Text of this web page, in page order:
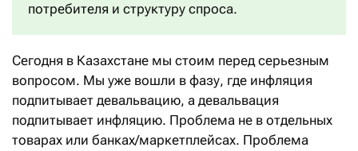
потребителя и структуру спроса.
Сегодня в Казахстане мы стоим перед серьезным
вопросом. Мы уже вошли в фазу, где инфляция
подпитывает девальвацию, а девальвация
подпитывает инфляцию. Проблема не в отдельных
товарах или банках/маркетплейсах. Проблема